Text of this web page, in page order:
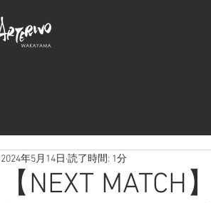
【NEXT
2024年5月14日 読了時間: 1分